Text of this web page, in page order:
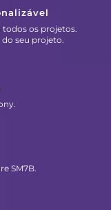
todos os projetos.
seu projeto.
SM7B.